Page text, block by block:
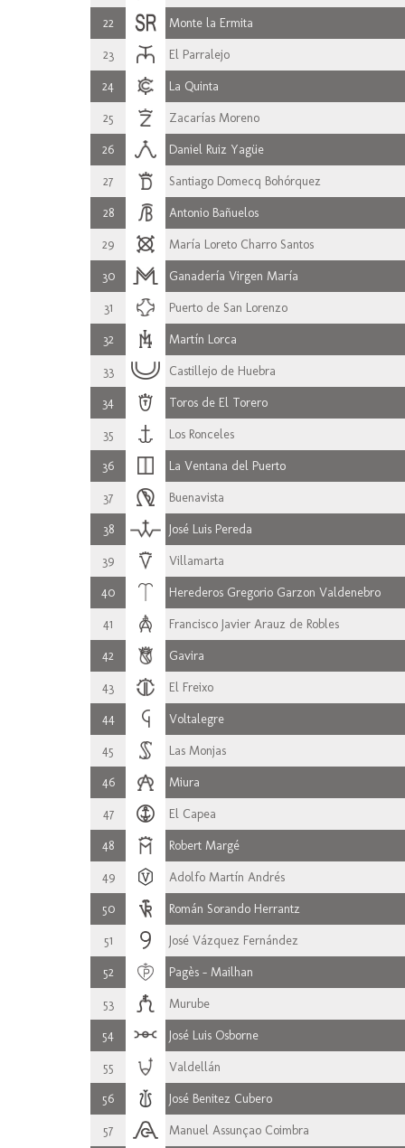
22 Monte la Ermita
23 El Parralejo
24 La Quinta
25 Zacarías Moreno
26 Daniel Ruiz Yagüe
27 Santiago Domecq Bohórquez
28 Antonio Bañuelos
29 María Loreto Charro Santos
30 Ganadería Virgen María
31 Puerto de San Lorenzo
32 Martín Lorca
33 Castillejo de Huebra
34 Toros de El Torero
35 Los Ronceles
36 La Ventana del Puerto
37 Buenavista
38 José Luis Pereda
39 Villamarta
40 Herederos Gregorio Garzon Valdenebro
41 Francisco Javier Arauz de Robles
42 Gavira
43 El Freixo
44 Voltalegre
45 Las Monjas
46 Miura
47 El Capea
48 Robert Margé
49 Adolfo Martín Andrés
50 Román Sorando Herrantz
51 José Vázquez Fernández
52 Pagès - Mailhan
53 Murube
54 José Luis Osborne
55 Valdellán
56 José Benitez Cubero
57 Manuel Assunçao Coimbra